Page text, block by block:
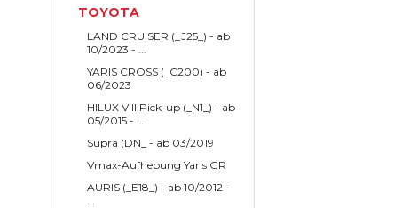
TOYOTA
LAND CRUISER (_J25_) - ab
10/2023 - ...
YARIS CROSS (_C200) - ab
06/2023
HILUX VIII Pick-up (_N1_) - ab
05/2015 - …
Supra (DN_ - ab 03/2019
Vmax-Aufhebung Yaris GR
AURIS (_E18_) - ab 10/2012 -
...